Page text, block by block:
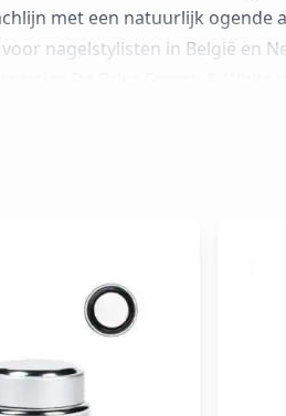
met een natuurlijk ogende
nagelstylisten in België en
ombre‑effecten. ​ De formule
keuze zijn voor klanten